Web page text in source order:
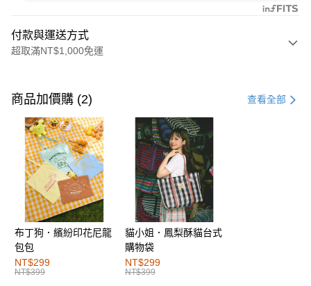
付款與運送方式
超取滿NT$1,000免運
信用卡一次付款
購物金
超商取貨付款
LINE Pay
街口支付
運送方式
全家取貨付款
每筆NT$60，滿NT$1,000(含以上)免運費
商品加價購 (2) 查看全部
布丁狗．繽紛印花尼龍
包包
NT$299
NT$399
貓小姐．鳳梨酥貓台式
購物袋
NT$299
NT$399